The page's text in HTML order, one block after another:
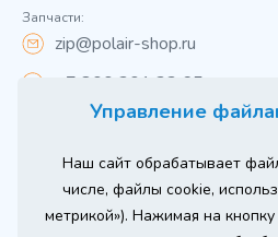
Управление
Наш сайт обрабатывает
числе, файлы cookie,
метрикой»). Нажимая на
Запчасти:
zip@polair-shop.ru
+7 800 301 33 65
Вся информация на сайте о товарах
справочный характер и не является
офертой в соответствии с пунктом 2
Для получения подробной
стоимости указанных товаров и (или)